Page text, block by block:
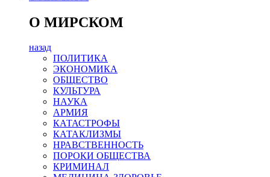
О МИРСКОМ
назад
ПОЛИТИКА
ЭКОНОМИКА
ОБЩЕСТВО
КУЛЬТУРА
НАУКА
АРМИЯ
КАТАСТРОФЫ
КАТАКЛИЗМЫ
НРАВСТВЕННОСТЬ
ПОРОКИ ОБЩЕСТВА
КРИМИНАЛ